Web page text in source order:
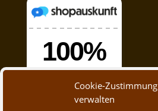
Cookie-Zustimmung
verwalten